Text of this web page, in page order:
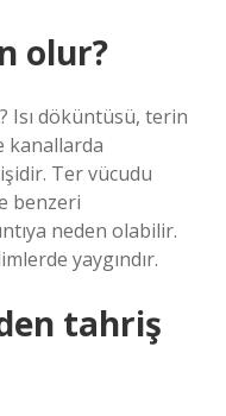
olur?
Isı döküntüsü, terin
kanallarda
Ter vücudu
benzeri
neden olabilir.
yaygındır.
tahriş